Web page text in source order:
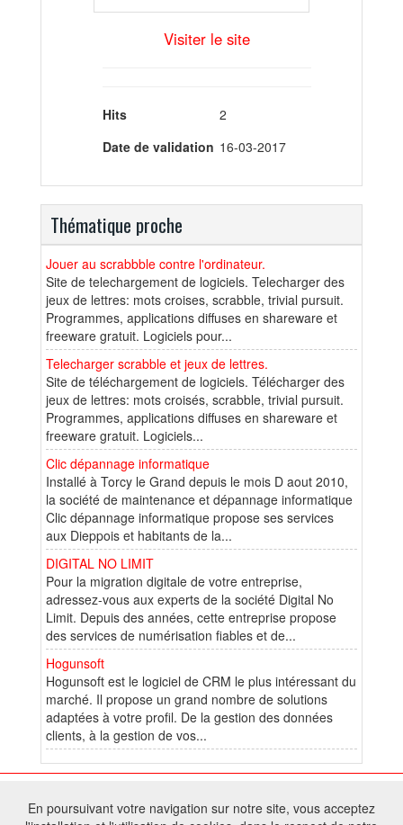
Visiter le site
Hits
2
Date de validation 16-03-2017
Thématique proche
Jouer au scrabbble contre l'ordinateur.
Site de telechargement de logiciels. Telecharger des
jeux de lettres: mots croises, scrabble, trivial pursuit.
Programmes, applications diffuses en shareware et
freeware gratuit. Logiciels pour...
Telecharger scrabble et jeux de lettres.
Site de téléchargement de logiciels. Télécharger des
jeux de lettres: mots croisés, scrabble, trivial pursuit.
Programmes, applications diffuses en shareware et
freeware gratuit. Logiciels...
Clic dépannage informatique
Installé à Torcy le Grand depuis le mois D aout 2010,
la société de maintenance et dépannage informatique
Clic dépannage informatique propose ses services
aux Dieppois et habitants de la...
DIGITAL NO LIMIT
Pour la migration digitale de votre entreprise,
adressez-vous aux experts de la société Digital No
Limit. Depuis des années, cette entreprise propose
des services de numérisation fiables et de...
Hogunsoft
Hogunsoft est le logiciel de CRM le plus intéressant du
marché. Il propose un grand nombre de solutions
adaptées à votre profil. De la gestion des données
clients, à la gestion de vos...
FontAwesome
En poursuivant votre navigation sur notre site, vous acceptez